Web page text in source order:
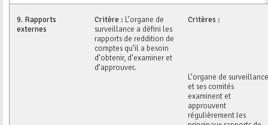
9. Rapports
externes
Critère : L’organe de
surveillance a défini les
rapports de reddition de
comptes qu’il a besoin
d’obtenir, d’examiner et
d’approuver.
Critères :
L’organe de surveillance
et ses comités
examinent et
approuvent
régulièrement les